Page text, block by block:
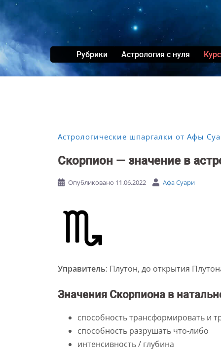
Перейти
содержимому
Рубрики Астрология с нуля
Астрологические шпаргалки от Афы
Скорпион — значение в
Опубликовано 11.06.2022 Афа Суари
Управитель: Плутон, до открытия
Значения Скорпиона в
способность трансформировать и
способность разрушать что-либо
интенсивность / глубина